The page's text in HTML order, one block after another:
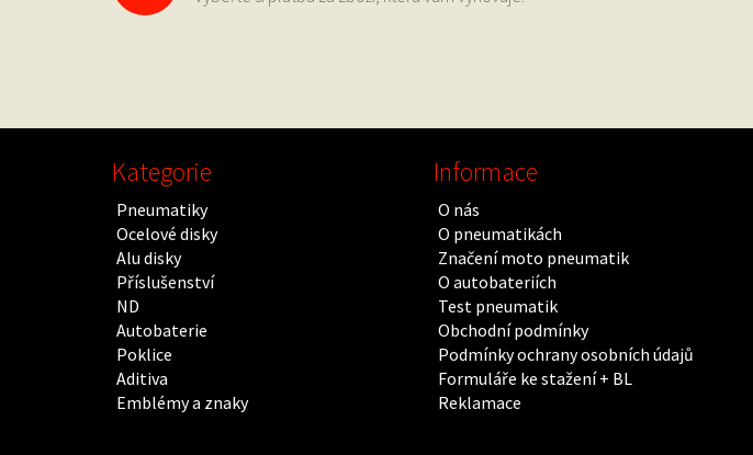
Kategorie
Pneumatiky
Ocelové disky
Alu disky
Příslušenství
ND
Autobaterie
Poklice
Aditiva
Emblémy a znaky
Informace
O nás
O pneumatikách
Značení moto pneumatik
O autobateriích
Test pneumatik
Obchodní podmínky
Podmínky ochrany osobních údajů
Formuláře ke stažení + BL
Reklamace